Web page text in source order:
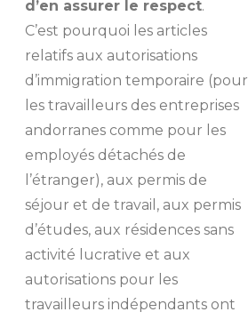
d’en assurer le respect.
C’est pourquoi les articles
relatifs aux autorisations
d’immigration temporaire (pour
les travailleurs des entreprises
andorranes comme pour les
employés détachés de
l’étranger), aux permis de
séjour et de travail, aux permis
d’études, aux résidences sans
activité lucrative et aux
autorisations pour les
travailleurs indépendants ont